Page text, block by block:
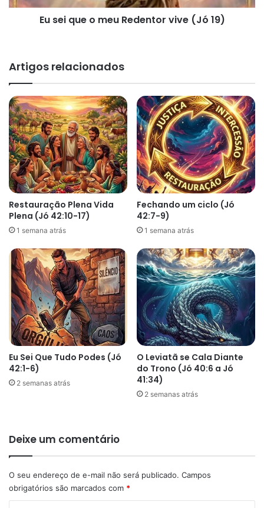
19)
Eu sei que o meu Redentor vive (Jó 19)
Artigos relacionados
Restauração Plena Vida
Plena (Jó 42:10-17)
1 semana atrás
Fechando um ciclo (Jó
42:7-9)
1 semana atrás
Eu Sei Que Tudo Podes (Jó
42:1-6)
2 semanas atrás
O Leviatã se Cala Diante
do Trono (Jó 40:6 a Jó
41:34)
2 semanas atrás
Deixe um comentário
O seu endereço de e-mail não será publicado. Campos
obrigatórios são marcados com *